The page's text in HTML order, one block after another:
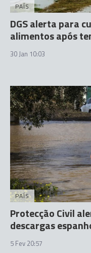
PAÍS
DGS alerta para
alimentos após
30 Jan 10:03
PAÍS
Protecção Civil
descargas
5 Fev 20:57